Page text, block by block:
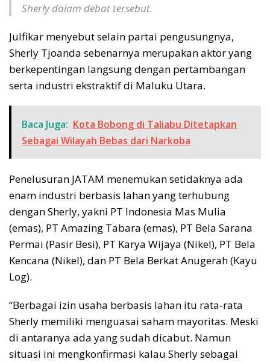
Sherly dalam debat tersebut.
Julfikar menyebut selain partai pengusungnya,
Sherly Tjoanda sebenarnya merupakan aktor yang
berkepentingan langsung dengan pertambangan
serta industri ekstraktif di Maluku Utara.
Baca Juga: Kota Bobong di Taliabu Ditetapkan
Sebagai Wilayah Bebas dari Narkoba
Penelusuran JATAM menemukan setidaknya ada
enam industri berbasis lahan yang terhubung
dengan Sherly, yakni PT Indonesia Mas Mulia
(emas), PT Amazing Tabara (emas), PT Bela Sarana
Permai (Pasir Besi), PT Karya Wijaya (Nikel), PT Bela
Kencana (Nikel), dan PT Bela Berkat Anugerah (Kayu
Log).
“Berbagai izin usaha berbasis lahan itu rata-rata
Sherly memiliki menguasai saham mayoritas. Meski
di antaranya ada yang sudah dicabut. Namun
situasi ini mengkonfirmasi kalau Sherly sebagai